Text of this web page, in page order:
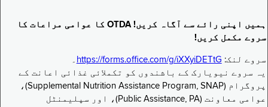
ہمیں اپنی رائے سے آگاہ کریں! OTDA کا عوامی مراعات کا
سروے مکمل کریں!
سروے لنک: https://forms.office.com/g/iXXyiDETtG ۔
یہ سروے نیویارک کے باشندوں کو تکملائی غذائی اعانت کے
پروگرام (Supplemental Nutrition Assistance Program, SNAP)،
عوامی معاونت (Public Assistance, PA)، اور سپلیمنٹل